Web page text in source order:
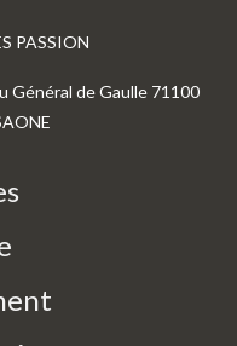
PASSION
Général de Gaulle 71100